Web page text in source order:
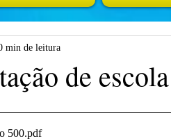
de
min de leitura
500.pdf